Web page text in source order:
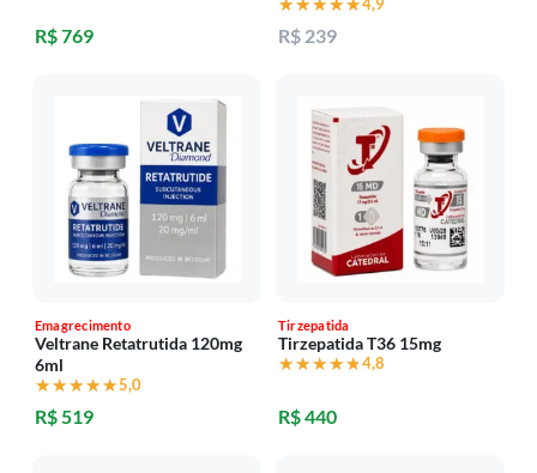
R$ 769
★★★★★
★★★★★4,9
R$ 239
Emagrecimento
Veltrane Retatrutida 120mg
6ml
★★★★★
★★★★★5,0
R$ 519
Tirzepatida
Tirzepatida T36 15mg
★★★★★
★★★★★4,8
R$ 440